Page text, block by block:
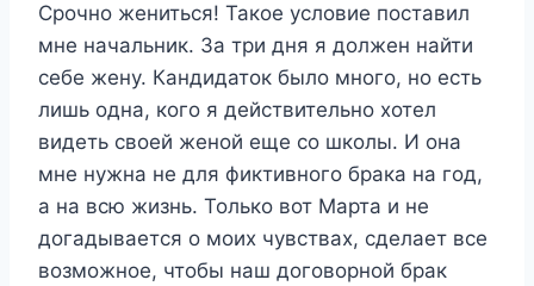
Срочно жениться! Такое условие поставил
мне начальник. За три дня я должен найти
себе жену. Кандидаток было много, но есть
лишь одна, кого я действительно хотел
видеть своей женой еще со школы. И она
мне нужна не для фиктивного брака на год,
а на всю жизнь. Только вот Марта и не
догадывается о моих чувствах, сделает все
возможное, чтобы наш договорной брак